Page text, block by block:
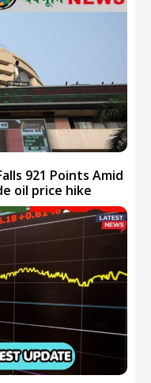
921 Points Amid
oil price hike